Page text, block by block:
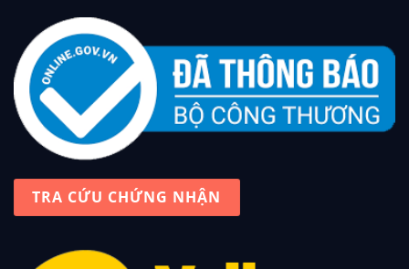
TRA CỨU CHỨNG NHẬN